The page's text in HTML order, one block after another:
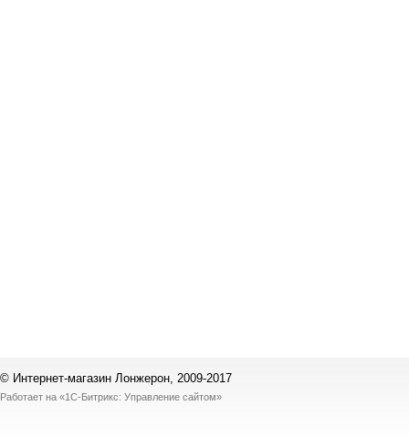
© Интернет-магазин Лонжерон, 2009-2017
Работает на «1С-Битрикс: Управление сайтом»